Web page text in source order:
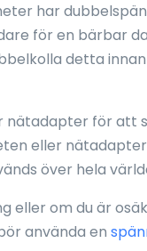
har
för en bärbar
detta
för att
eller
över hela
eller om du är
använda en